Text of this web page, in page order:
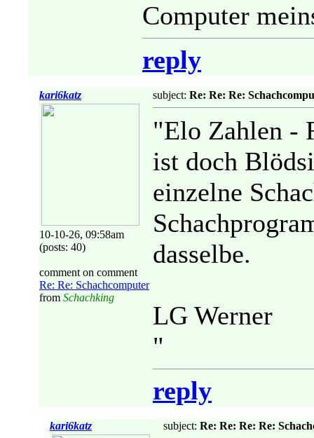
Computer
reply
kari6katz
10-10-26, 09:58am
(posts: 40)
comment on comment
Re: Re: Schachcomputer
from Schachking
subject: Re: Re: Re:
"Elo Zahlen -
ist doch
einzelne
dasselbe.
LG Werner
"
reply
kari6katz subject: Re: Re: Re: Re: